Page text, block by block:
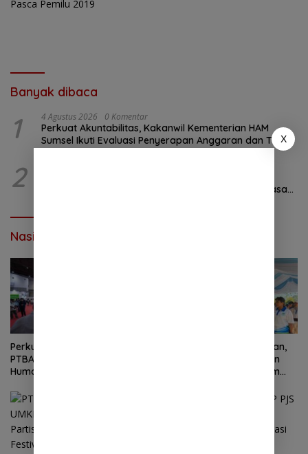
Banyak dibaca
1 4 Agustus 2026 0 Komentar
Perkuat Akuntabilitas, Kakanwil Kementerian HAM
Sumsel Ikuti Evaluasi Penyerapan Anggaran dan Tindak
2
Kemenag Sumsel, Perkuat Pemenuhan Hak Kebebasan
Nasional
Perkuat Ketahanan Pangan,
PTBA Perkenalkan Kalium
Humat ‘BA Grow’ di
Jaga Urat Nadi Kehidupan,
PTBA Pertegas Komitmen
Kelestarian Sungai dalam
X